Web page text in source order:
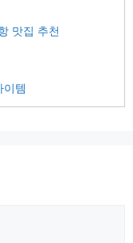
맛집 추천
템